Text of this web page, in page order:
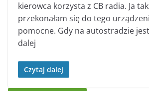
kierowca korzysta z CB radia. Ja
przekonałam się do tego
pomocne. Gdy na autostradzie
dalej
Czytaj dalej